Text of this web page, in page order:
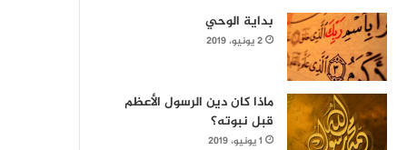
بداية الوحي
2 يونيو، 2019
ماذا كان دين الرسول الأعظم
قبل نبوته؟
1 يونيو، 2019